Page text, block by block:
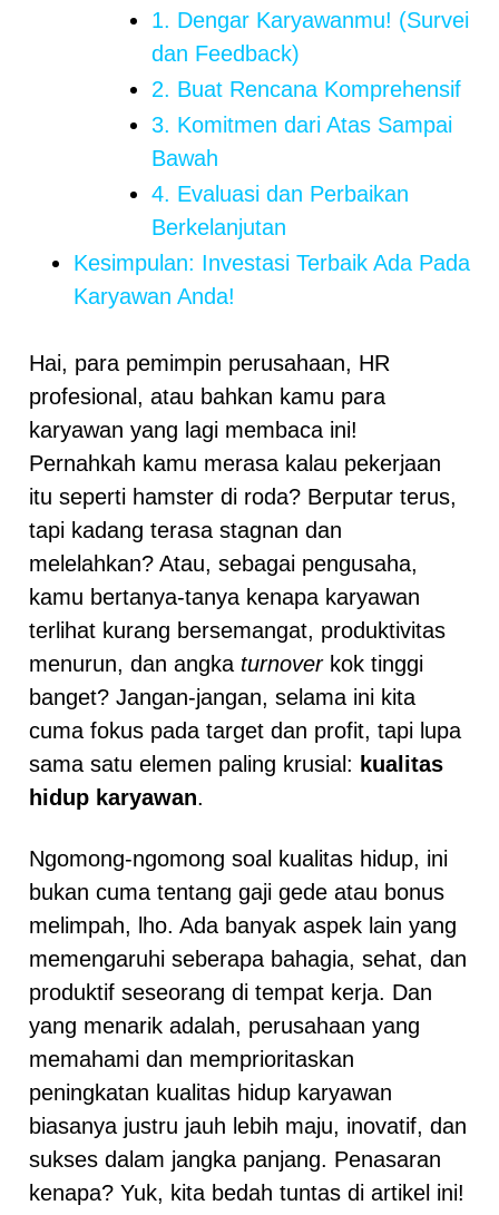
1. Dengar Karyawanmu! (Survei
dan Feedback)
2. Buat Rencana Komprehensif
3. Komitmen dari Atas Sampai
Bawah
4. Evaluasi dan Perbaikan
Berkelanjutan
Kesimpulan: Investasi Terbaik Ada Pada
Karyawan Anda!
Hai, para pemimpin perusahaan, HR
profesional, atau bahkan kamu para
karyawan yang lagi membaca ini!
Pernahkah kamu merasa kalau pekerjaan
itu seperti hamster di roda? Berputar terus,
tapi kadang terasa stagnan dan
melelahkan? Atau, sebagai pengusaha,
kamu bertanya-tanya kenapa karyawan
terlihat kurang bersemangat, produktivitas
menurun, dan angka turnoverkok tinggi
banget? Jangan-jangan, selama ini kita
cuma fokus pada target dan profit, tapi lupa
sama satu elemen paling krusial: kualitas
hidup karyawan.
Ngomong-ngomong soal kualitas hidup, ini
bukan cuma tentang gaji gede atau bonus
melimpah, lho. Ada banyak aspek lain yang
memengaruhi seberapa bahagia, sehat, dan
produktif seseorang di tempat kerja. Dan
yang menarik adalah, perusahaan yang
memahami dan memprioritaskan
peningkatan kualitas hidup karyawan
biasanya justru jauh lebih maju, inovatif, dan
sukses dalam jangka panjang. Penasaran
kenapa? Yuk, kita bedah tuntas di artikel ini!